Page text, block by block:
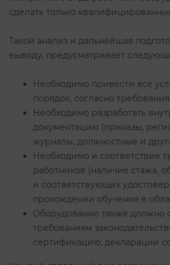
сделать только
Такой анализ и дальнейшая
выводу, предусматривает
Необходимо привести все
порядок, согласно
Необходимо разработать
документацию (приказы,
журналы, должностные и
Необходимо и соответствие
работников (наличие стажа,
и соответствующих
прохождении обучения в
Оборудование также должно
требованиям
сертификацию, декларации